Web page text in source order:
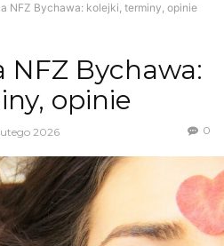
NFZ Bychawa: kolejki, terminy, opinie
NFZ Bychawa:
opinie
2026 0